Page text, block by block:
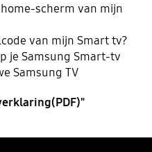
scherm van mijn
van mijn Smart tv?
je Samsung Smart-tv
Samsung TV